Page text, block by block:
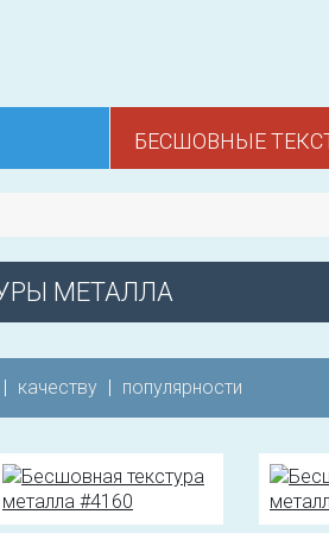
БЕСШОВНЫЕ
МЕТАЛЛА
| качеству | популярности